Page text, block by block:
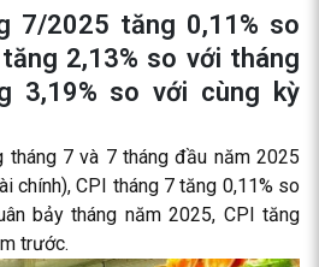
7/2025 tăng 0,11% so
2,13% so với tháng
3,19% so với cùng kỳ
tháng 7 và 7 tháng đầu năm 2025
chính), CPI tháng 7 tăng 0,11% so
bảy tháng năm 2025, CPI tăng
trước.